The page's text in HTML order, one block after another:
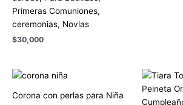
Primeras Comuniones,
ceremonias, Novias
$30,000
Corona con perlas para Niña